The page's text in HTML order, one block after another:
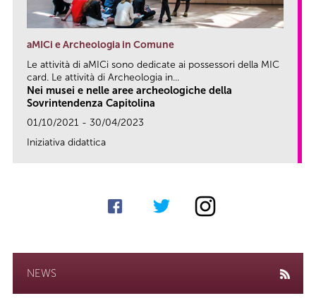
aMICi e Archeologia in Comune
Le attività di aMICi sono dedicate ai possessori della MIC
card. Le attività di Archeologia in...
Nei musei e nelle aree archeologiche della
Sovrintendenza Capitolina
01/10/2021 - 30/04/2023
Iniziativa didattica
NEWS